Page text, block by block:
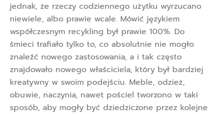
jednak, że rzeczy codziennego użytku wyrzucano
niewiele, albo prawie wcale. Mówić językiem
współczesnym recykling był prawie 100%. Do
śmieci trafiało tylko to, co absolutnie nie mogło
znaleźć nowego zastosowania, a i tak często
znajdowało nowego właściciela, który był bardziej
kreatywny w swoim podejściu. Meble, odzież,
obuwie, naczynia, nawet pościel tworzono w taki
sposób, aby mogły być dziedziczone przez kolejne